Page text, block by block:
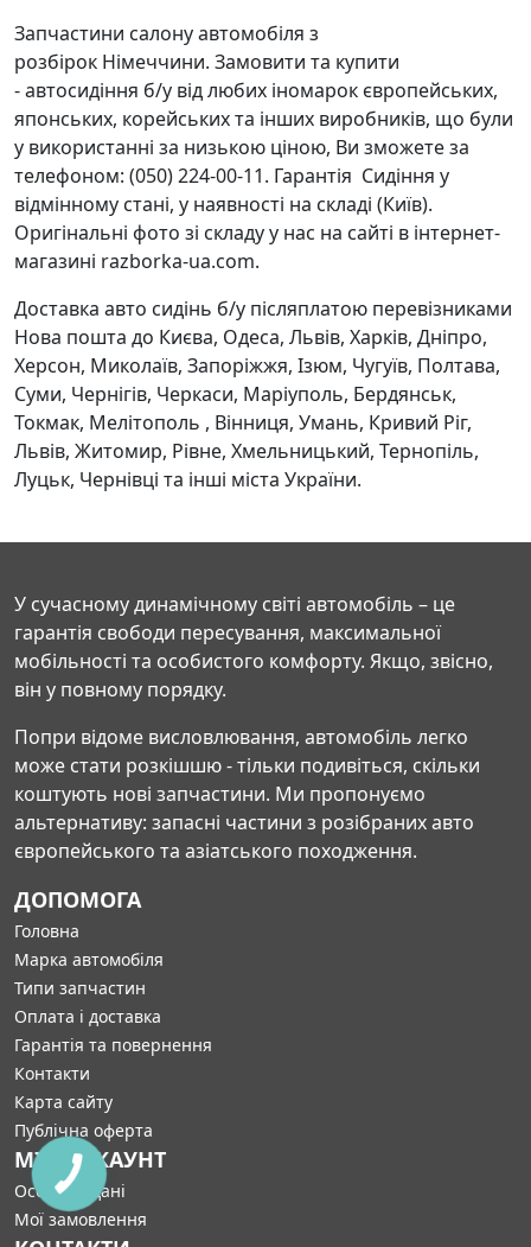
Запчастини салону автомобіля з
розбірок Німеччини. Замовити та купити
- автосидіння б/у від любих іномарок європейських,
японських, корейських та інших виробників, що були
у використанні за низькою ціною, Ви зможете за
телефоном: (050) 224-00-11. Гарантія Сидіння у
відмінному стані, у наявності на складі (Київ).
Оригінальні фото зі складу у нас на сайті в інтернет-
магазині razborka-ua.com.
Доставка авто сидінь б/у післяплатою перевізниками
Нова пошта до Києва, Одеса, Львів, Харків, Дніпро,
Херсон, Миколаїв, Запоріжжя, Ізюм, Чугуїв, Полтава,
Суми, Чернігів, Черкаси, Маріуполь, Бердянськ,
Токмак, Мелітополь , Вінниця, Умань, Кривий Ріг,
Львів, Житомир, Рівне, Хмельницький, Тернопіль,
Луцьк, Чернівці та інші міста України.
У сучасному динамічному світі автомобіль – це
гарантія свободи пересування, максимальної
мобільності та особистого комфорту. Якщо, звісно,
він у повному порядку.
Попри відоме висловлювання, автомобіль легко
може стати розкішшю - тільки подивіться, скільки
коштують нові запчастини. Ми пропонуємо
альтернативу: запасні частини з розібраних авто
європейського та азіатського походження.
ДОПОМОГА
Головна
Марка автомобіля
Типи запчастин
Оплата і доставка
Гарантія та повернення
Контакти
Карта сайту
Публічна оферта
МІЙ АККАУНТ
Особисті дані
Мої замовлення